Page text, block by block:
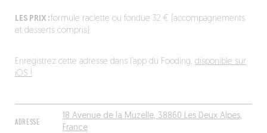
ADRESSE
18 Avenue de la Muzelle, 38860 Les Deux Alpes,
France
LES PRIX :formule raclette ou fondue 32 € (accompagnements
et desserts compris).
Enregistrez cette adresse dans l’app du Fooding, disponible sur
iOS !